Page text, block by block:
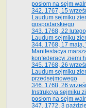
posłom na sejm
342. 1767, 15
Laudum sejmiku
gospodarskiego
343. 1768, 22
Laudum sejmiku
344. 1768, 17 maja,
Manifestacya
konfederacyi ziemi
345. 1768, 26
Laudum sejmiku
przedsejmowego
346. 1768, 26
Instrukcya sejmiku
posłom na sejm
347. 1772, 3